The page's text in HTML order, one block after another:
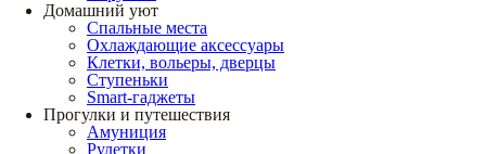
Домашний уют
Спальные места
Охлаждающие аксессуары
Клетки, вольеры, дверцы
Ступеньки
Smart-гаджеты
Прогулки и путешествия
Амуниция
Рулетки